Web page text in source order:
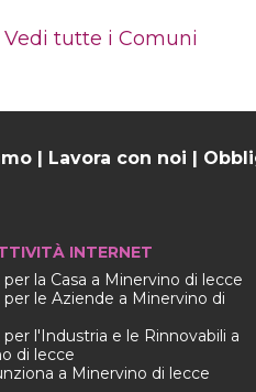
Vedi tutte i Comuni
| Lavora con noi |
INTERNET
la Casa a Minervino di lecce
le Aziende a Minervino di
l'Industria e le Rinnovabili a
di lecce
a Minervino di lecce